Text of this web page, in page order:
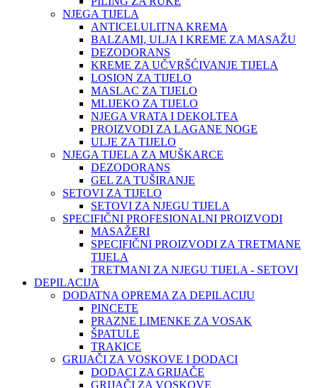
NJEGA TIJELA
ANTICELULITNA KREMA
BALZAMI, ULJA I KREME ZA MASAŽU
DEZODORANS
KREME ZA UČVRŠĆIVANJE TIJELA
LOSION ZA TIJELO
MASLAC ZA TIJELO
MLIJEKO ZA TIJELO
NJEGA VRATA I DEKOLTEA
PROIZVODI ZA LAGANE NOGE
ULJE ZA TIJELO
NJEGA TIJELA ZA MUŠKARCE
DEZODORANS
GEL ZA TUŠIRANJE
SETOVI ZA TIJELO
SETOVI ZA NJEGU TIJELA
SPECIFIČNI PROFESIONALNI PROIZVODI
MASAŽERI
SPECIFIČNI PROIZVODI ZA TRETMANE
TIJELA
TRETMANI ZA NJEGU TIJELA - SETOVI
DEPILACIJA
DODATNA OPREMA ZA DEPILACIJU
PINCETE
PRAZNE LIMENKE ZA VOSAK
ŠPATULE
TRAKICE
GRIJAČI ZA VOSKOVE I DODACI
DODACI ZA GRIJAČE
GRIJAČI ZA VOSKOVE